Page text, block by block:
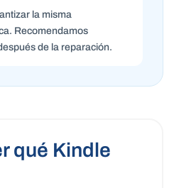
la misma
Recomendamos
de la reparación.
qué Kindle